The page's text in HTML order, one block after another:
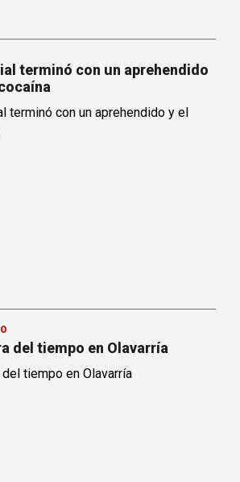
terminó con un aprehendido
del tiempo en Olavarría